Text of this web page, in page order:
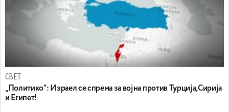
СВЕТ
„Политико“: Израел се спрема за војна против Турција,Сирија
и Египет!